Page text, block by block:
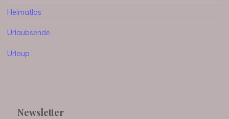
Heimatlos
Urlaubsende
Urloup
Newsletter